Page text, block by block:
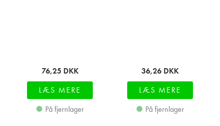
76,25 DKK
LÆS MERE
På fjernlager
36,26 DKK
LÆS MERE
På fjernlager